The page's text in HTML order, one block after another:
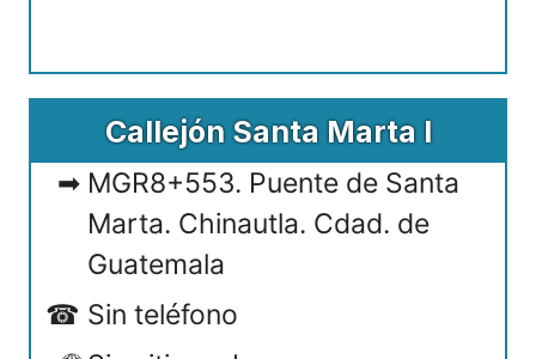
Callejón Santa Marta I
MGR8+553. Puente de Santa
Marta. Chinautla. Cdad. de
Guatemala
Sin teléfono